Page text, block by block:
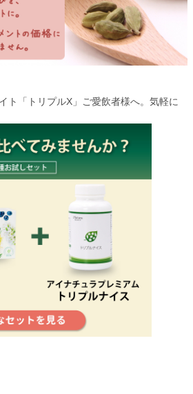
ト「トリプルX」ご愛飲者様へ。気軽に